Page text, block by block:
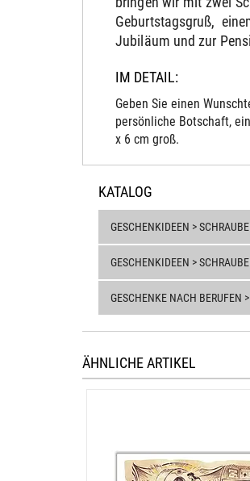
Geburtstagsgruß,
Jubiläum und zur
IM DETAIL:
Geben Sie einen
persönliche Botschaft,
x 6 cm groß.
KATALOG
GESCHENKIDEEN >
GESCHENKIDEEN >
GESCHENKE NACH BERUFEN
ÄHNLICHE ARTIKEL